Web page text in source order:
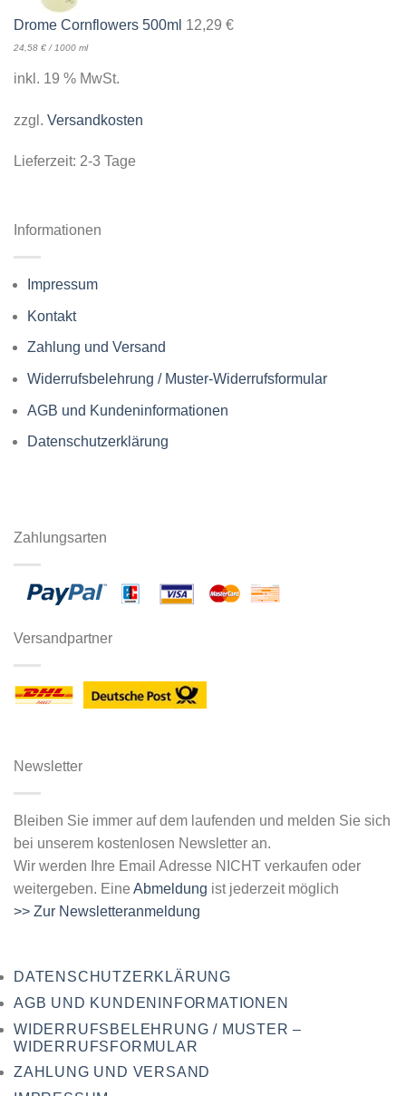
Drome Cornflowers 500ml 12,29 €
24,58 € / 1000 ml
inkl. 19 % MwSt.
zzgl. Versandkosten
Lieferzeit: 2-3 Tage
Informationen
Impressum
Kontakt
Zahlung und Versand
Widerrufsbelehrung / Muster-Widerrufsformular
AGB und Kundeninformationen
Datenschutzerklärung
Zahlungsarten
Versandpartner
Newsletter
Bleiben Sie immer auf dem laufenden und melden Sie sich
bei unserem kostenlosen Newsletter an.
Wir werden Ihre Email Adresse NICHT verkaufen oder
weitergeben. Eine Abmeldung ist jederzeit möglich
>> Zur Newsletteranmeldung
DATENSCHUTZERKLÄRUNG
AGB UND KUNDENINFORMATIONEN
WIDERRUFSBELEHRUNG / MUSTER –
WIDERRUFSFORMULAR
ZAHLUNG UND VERSAND